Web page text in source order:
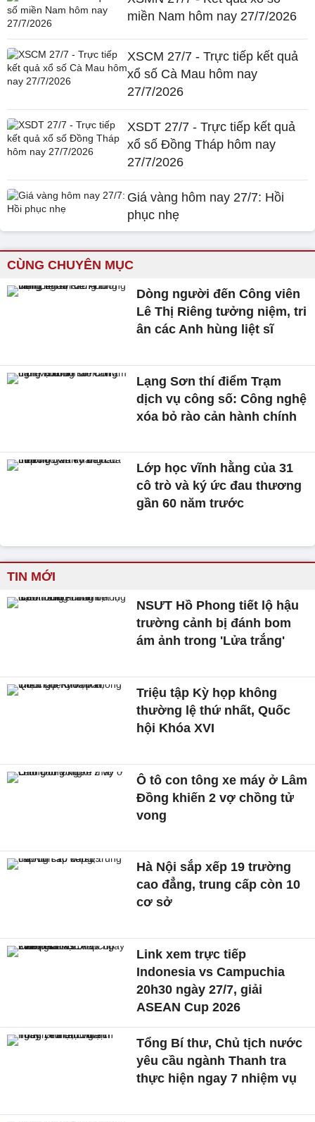
miền Nam hôm nay 27/7/2026
XSCM 27/7 - Trực tiếp kết quả
xổ số Cà Mau hôm nay
27/7/2026
XSDT 27/7 - Trực tiếp kết quả
xổ số Đồng Tháp hôm nay
27/7/2026
Giá vàng hôm nay 27/7: Hồi
phục nhẹ
CÙNG CHUYÊN MỤC
Dòng người đến Công viên
Lê Thị Riêng tưởng niệm, tri
ân các Anh hùng liệt sĩ
Lạng Sơn thí điểm Trạm
dịch vụ công số: Công nghệ
xóa bỏ rào cản hành chính
Lớp học vĩnh hằng của 31
cô trò và ký ức đau thương
gần 60 năm trước
TIN MỚI
NSƯT Hồ Phong tiết lộ hậu
trường cảnh bị đánh bom
ám ảnh trong 'Lửa trắng'
Triệu tập Kỳ họp không
thường lệ thứ nhất, Quốc
hội Khóa XVI
Ô tô con tông xe máy ở Lâm
Đồng khiến 2 vợ chồng tử
vong
Hà Nội sắp xếp 19 trường
cao đẳng, trung cấp còn 10
cơ sở
Link xem trực tiếp
Indonesia vs Campuchia
20h30 ngày 27/7, giải
ASEAN Cup 2026
Tổng Bí thư, Chủ tịch nước
yêu cầu ngành Thanh tra
thực hiện ngay 7 nhiệm vụ